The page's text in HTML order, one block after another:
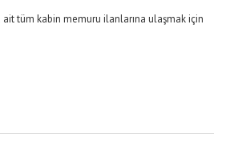
ait tüm kabin memuru ilanlarına ulaşmak için